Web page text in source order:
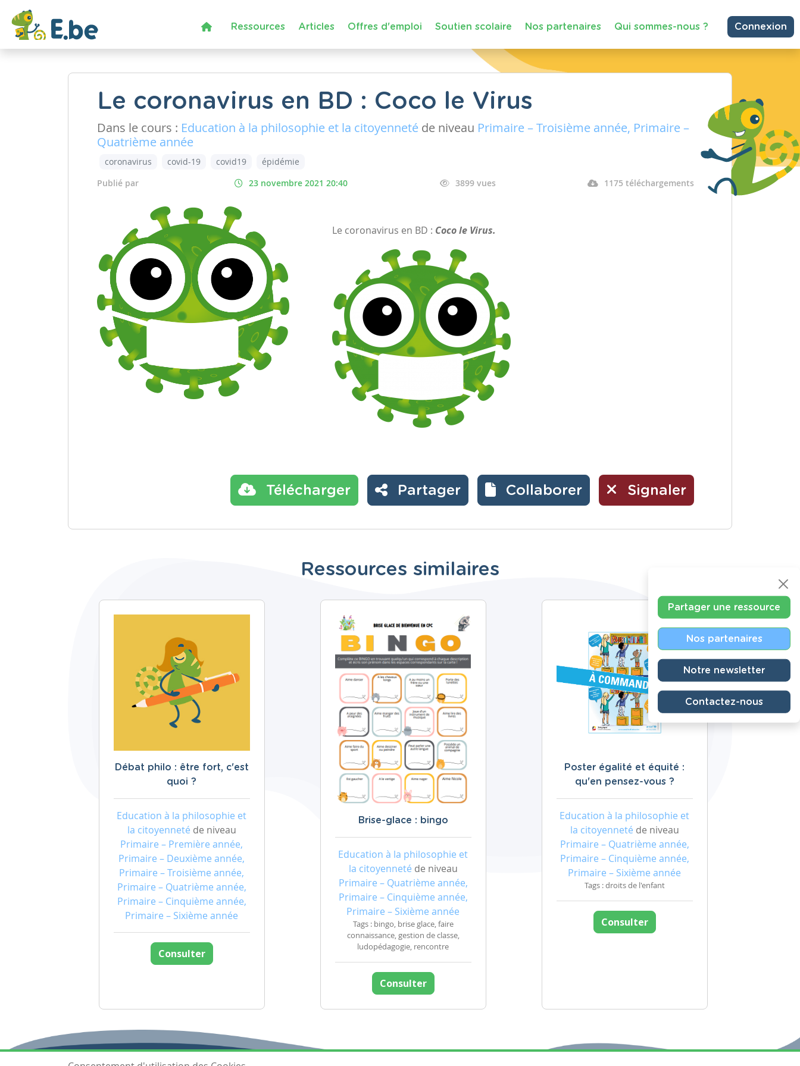
Ressources Articles Offres d'emploi Soutien scolaire Nos partenaires Qui sommes-nous ? Connexion
Le coronavirus en BD : Coco le Virus
Dans le cours : Education à la philosophie et la citoyenneté de niveau Primaire – Troisième année, Primaire –
Quatrième année
coronavirus covid-19 covid19
épidémie
Publié par
23 novembre 2021 20:40 3899 vues 1175 téléchargements
Le coronavirus en BD : Coco le Virus.
Télécharger Partager Collaborer Signaler
Ressources similaires
Débat philo : être fort, c'est
quoi ?
Education à la philosophie et
la citoyenneté de niveau
Primaire – Première année,
Primaire – Deuxième année,
Primaire – Troisième année,
Primaire – Quatrième année,
Primaire – Cinquième année,
Primaire – Sixième année
Consulter
Brise-glace : bingo
Education à la philosophie et
la citoyenneté de niveau
Primaire – Quatrième année,
Primaire – Cinquième année,
Primaire – Sixième année
Tags : bingo, brise glace, faire
connaissance, gestion de classe,
ludopédagogie, rencontre
Consulter
Poster égalité et équité :
qu'en pensez-vous ?
Education à la philosophie et
la citoyenneté de niveau
Primaire – Quatrième année,
Primaire – Cinquième année,
Primaire – Sixième année
Tags : droits de l'enfant
Consulter
Partager une ressource
Nos partenaires
Notre newsletter
Contactez-nous